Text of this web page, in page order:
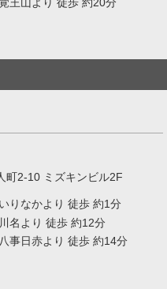
町2-10 ミズキンビル2F
りなかより 徒歩 約1分
名より 徒歩 約12分
事日赤より 徒歩 約14分